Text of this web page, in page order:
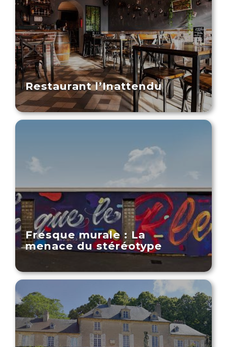
Restaurant l’Inattendu
Fresque murale : La
menace du stéréotype